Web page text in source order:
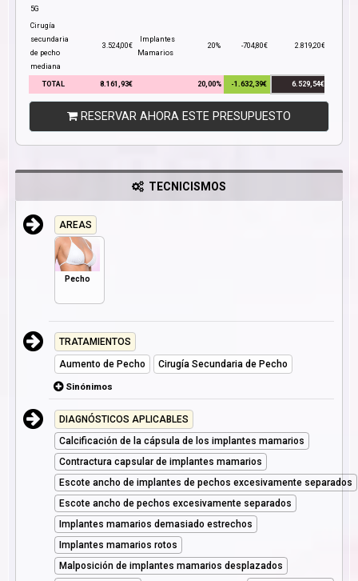
5G
Cirugía
secundaria
de pecho
mediana
3.524,00€
Implantes
Mamarios
20% -704,80€ 2.819,20€
TOTAL 8.161,93€ 20,00% -1.632,39€ 6.529,54€
RESERVAR AHORA ESTE PRESUPUESTO
TECNICISMOS
AREAS
Pecho
TRATAMIENTOS
Aumento de Pecho
Cirugía Secundaria de Pecho
Sinónimos
DIAGNÓSTICOS APLICABLES
Calcificación de la cápsula de los implantes mamarios
Contractura capsular de implantes mamarios
Escote ancho de implantes de pechos excesivamente separados
Escote ancho de pechos excesivamente separados
Implantes mamarios demasiado estrechos
Implantes mamarios rotos
Malposición de implantes mamarios desplazados